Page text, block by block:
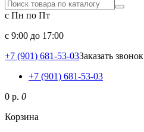
с Пн по Пт
c 9:00 до 17:00
+7 (901) 681-53-03Заказать звонок
+7 (901) 681-53-03
0 р. 0
Корзина